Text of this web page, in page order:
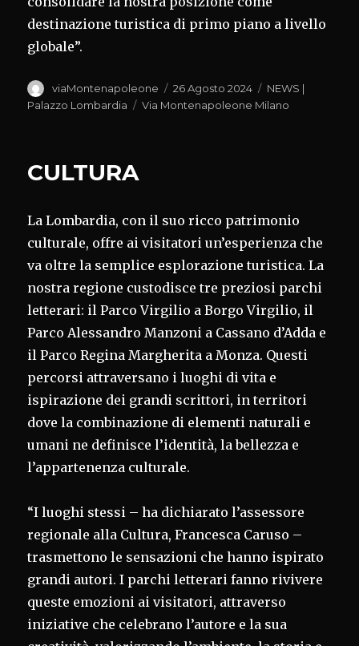
destinazione turistica di primo piano a livello
globale”.
Autore
viaMontenapoleone
Pubblicato
il
26 Agosto 2024 Categorie
NEWS |
Palazzo Lombardia
Tag
Via Montenapoleone Milano
CULTURA
La Lombardia, con il suo ricco patrimonio
culturale, offre ai visitatori un’esperienza che
va oltre la semplice esplorazione turistica. La
nostra regione custodisce tre preziosi parchi
letterari: il Parco Virgilio a Borgo Virgilio, il
Parco Alessandro Manzoni a Cassano d’Adda e
il Parco Regina Margherita a Monza. Questi
percorsi attraversano i luoghi di vita e
ispirazione dei grandi scrittori, in territori
dove la combinazione di elementi naturali e
umani ne definisce l’identità, la bellezza e
l’appartenenza culturale.
“I luoghi stessi – ha dichiarato l’assessore
regionale alla Cultura, Francesca Caruso –
trasmettono le sensazioni che hanno ispirato
grandi autori. I parchi letterari fanno rivivere
queste emozioni ai visitatori, attraverso
iniziative che celebrano l’autore e la sua